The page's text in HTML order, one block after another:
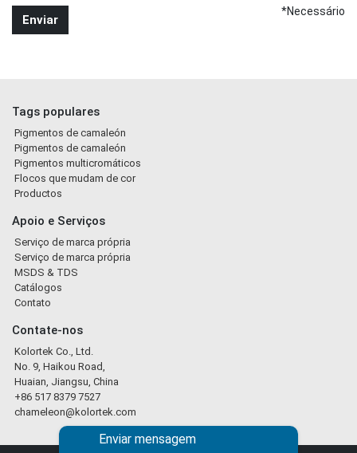
*Necessário
Tags populares
Pigmentos de camaleón
Pigmentos de camaleón
Pigmentos multicromáticos
Flocos que mudam de cor
Productos
Apoio e Serviços
Serviço de marca própria
Serviço de marca própria
MSDS & TDS
Catálogos
Contato
Contate-nos
Kolortek Co., Ltd.
No. 9, Haikou Road,
Huaian, Jiangsu, China
+86 517 8379 7527
chameleon@kolortek.com
Enviar mensagem